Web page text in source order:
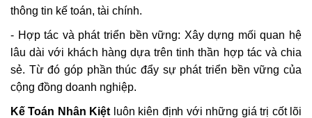
thông tin kế toán, tài chính.
- Hợp tác và phát triển bền vững: Xây dựng mối quan hệ
lâu dài với khách hàng dựa trên tinh thần hợp tác và chia
sẻ. Từ đó góp phần thúc đẩy sự phát triển bền vững của
cộng đồng doanh nghiệp.
Kế Toán Nhân Kiệt luôn kiên định với những giá trị cốt lõi